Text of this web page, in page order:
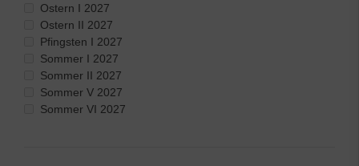
Ostern I 2027
Ostern II 2027
Pfingsten I 2027
Sommer I 2027
Sommer II 2027
Sommer V 2027
Sommer VI 2027